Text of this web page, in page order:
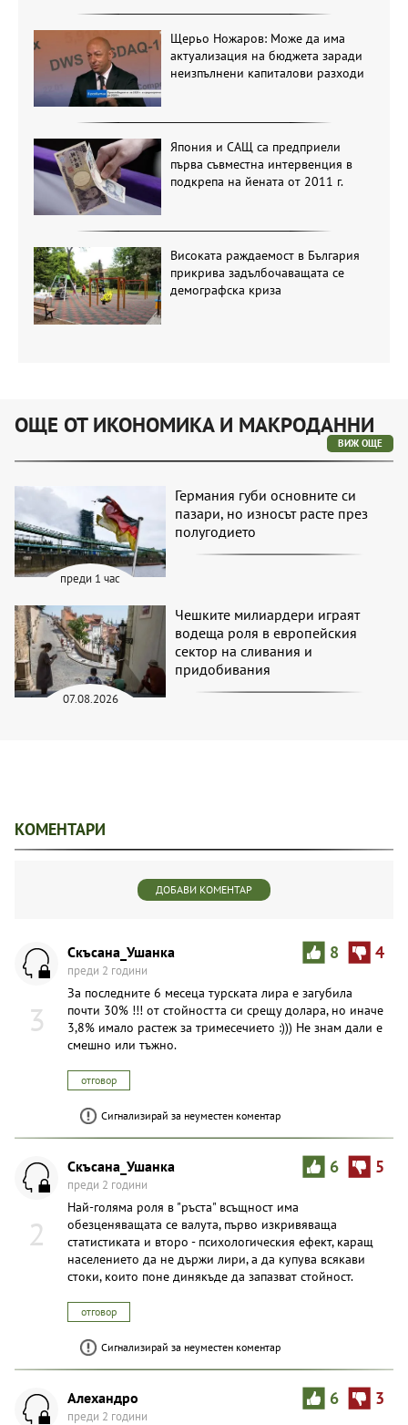
Щерьо Ножаров: Може да има
актуализация на бюджета заради
неизпълнени капиталови разходи
Япония и САЩ са предприели
първа съвместна интервенция в
подкрепа на йената от 2011 г.
Високата раждаемост в България
прикрива задълбочаващата се
демографска криза
ОЩЕ ОТ ИКОНОМИКА И МАКРОДАННИ
ВИЖ ОЩЕ
преди 1 час
Германия губи основните си
пазари, но износът расте през
полугодието
07.08.2026
Чешките милиардери играят
водеща роля в европейския
сектор на сливания и
придобивания
КОМЕНТАРИ
ДОБАВИ КОМЕНТАР
3
8 4
Скъсана_Ушанка
преди 2 години
За последните 6 месеца турската лира е загубила
почти 30% !!! от стойността си срещу долара, но иначе
3,8% имало растеж за тримесечието :))) Не знам дали е
смешно или тъжно.
отговор
Сигнализирай за неуместен коментар
2
6 5
Скъсана_Ушанка
преди 2 години
Най-голяма роля в "ръста" всъщност има
обезценяващата се валута, първо изкривяваща
статистиката и второ - психологическия ефект, каращ
населението да не държи лири, а да купува всякави
стоки, които поне динякъде да запазват стойност.
отговор
Сигнализирай за неуместен коментар
6 3
Алехандро
преди 2 години